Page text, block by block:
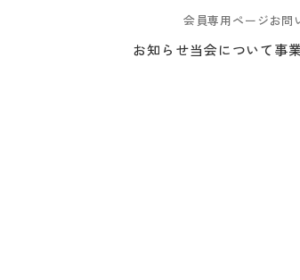
会員専用ページお問
お知らせ当会について事